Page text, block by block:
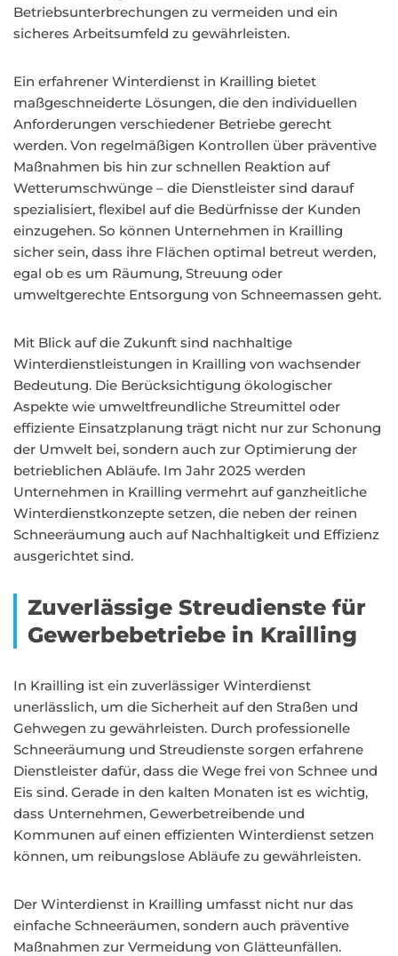
Betriebsunterbrechungen zu vermeiden und ein
sicheres Arbeitsumfeld zu gewährleisten.
Ein erfahrener Winterdienst in Krailling bietet
maßgeschneiderte Lösungen, die den individuellen
Anforderungen verschiedener Betriebe gerecht
werden. Von regelmäßigen Kontrollen über präventive
Maßnahmen bis hin zur schnellen Reaktion auf
Wetterumschwünge – die Dienstleister sind darauf
spezialisiert, flexibel auf die Bedürfnisse der Kunden
einzugehen. So können Unternehmen in Krailling
sicher sein, dass ihre Flächen optimal betreut werden,
egal ob es um Räumung, Streuung oder
umweltgerechte Entsorgung von Schneemassen geht.
Mit Blick auf die Zukunft sind nachhaltige
Winterdienstleistungen in Krailling von wachsender
Bedeutung. Die Berücksichtigung ökologischer
Aspekte wie umweltfreundliche Streumittel oder
effiziente Einsatzplanung trägt nicht nur zur Schonung
der Umwelt bei, sondern auch zur Optimierung der
betrieblichen Abläufe. Im Jahr 2025 werden
Unternehmen in Krailling vermehrt auf ganzheitliche
Winterdienstkonzepte setzen, die neben der reinen
Schneeräumung auch auf Nachhaltigkeit und Effizienz
ausgerichtet sind.
Zuverlässige Streudienste für
Gewerbebetriebe in Krailling
In Krailling ist ein zuverlässiger Winterdienst
unerlässlich, um die Sicherheit auf den Straßen und
Gehwegen zu gewährleisten. Durch professionelle
Schneeräumung und Streudienste sorgen erfahrene
Dienstleister dafür, dass die Wege frei von Schnee und
Eis sind. Gerade in den kalten Monaten ist es wichtig,
dass Unternehmen, Gewerbetreibende und
Kommunen auf einen effizienten Winterdienst setzen
können, um reibungslose Abläufe zu gewährleisten.
Der Winterdienst in Krailling umfasst nicht nur das
einfache Schneeräumen, sondern auch präventive
Maßnahmen zur Vermeidung von Glätteunfällen.